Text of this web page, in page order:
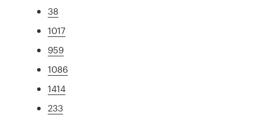
38
1017
959
1086
1414
233